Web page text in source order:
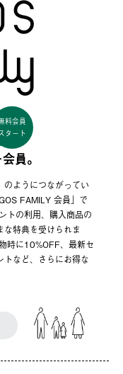
料会員
タート
員。
のようにつながってい
FAMILY 会員」で
トの利用、購入商品の
特典を受けられま
時に10%OFF、最新セ
トなど、さらにお得な